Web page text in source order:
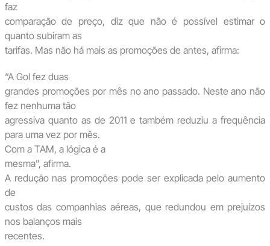
faz
comparação de preço, diz que não é possível estimar o
quanto subiram as
tarifas. Mas não há mais as promoções de antes, afirma:
“A Gol fez duas
grandes promoções por mês no ano passado. Neste ano não
fez nenhuma tão
agressiva quanto as de 2011 e também reduziu a frequência
para uma vez por mês.
Com a TAM, a lógica é a
mesma”, afirma.
A redução nas promoções pode ser explicada pelo aumento
de
custos das companhias aéreas, que redundou em prejuízos
nos balanços mais
recentes.